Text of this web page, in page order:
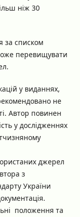
ніж 30
за списком
перевищувати
у виданнях,
не
Автор повинен
у дослідженнях
джерел
з
України
положення та